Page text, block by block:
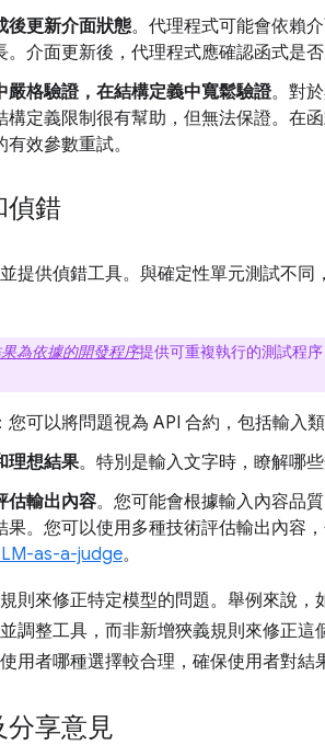
後更新介面狀態。代理程式可能會依賴
。介面更新後，代理程式應確認函式是否
嚴格驗證，在結構定義中寬鬆驗證。對
構定義限制很有幫助，但無法保證。在
效參數重試。
偵錯
提供偵錯工具。與確定性單元測試不
為依據的開發程序提供可重複執行的測試程
：您可以將問題視為 API 合約，包括輸入
理想結果。特別是輸入文字時，瞭解哪
估輸出內容。您可能會根據輸入內容品
果。您可以使用多種技術評估輸出內容
as-a-judge。
則來修正特定模型的問題。舉例來說，
調整工具，而非新增狹義規則來修正這
用者哪種選擇較合理，確保使用者對結
分享意見